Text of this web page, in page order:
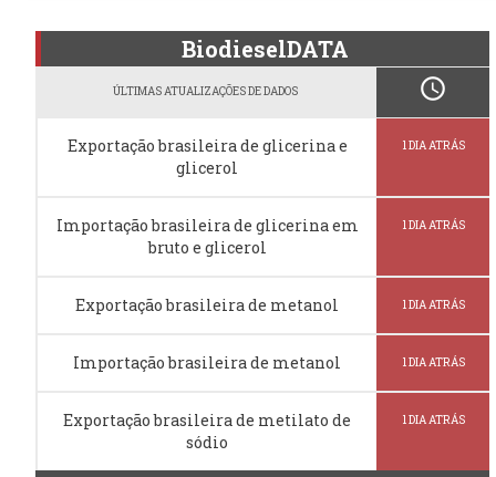
BiodieselDATA
ÚLTIMAS ATUALIZAÇÕES DE DADOS schedule
Exportação brasileira de glicerina e
glicerol
1 DIA ATRÁS
Importação brasileira de glicerina em
bruto e glicerol
1 DIA ATRÁS
Exportação brasileira de metanol 1 DIA ATRÁS
Importação brasileira de metanol 1 DIA ATRÁS
Exportação brasileira de metilato de
sódio
1 DIA ATRÁS